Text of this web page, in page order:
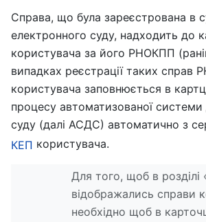
Справа, що була зареєстрована в
електронного суду, надходить до
користувача за його РНОКПП
випадках реєстрації таких справ
користувача заповнюється в
процесу автоматизованої системи
суду (далі АСДС) автоматично з
КЕП користувача.
Для того, щоб в розділі
відображались справи
необхідно щоб в